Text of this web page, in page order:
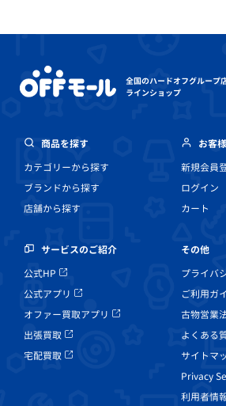
全国のハードオフグループ
ラインショップ
商品を探す
カテゴリーから探す
ブランドから探す
店舗から探す
お客
新規会員
ログイン
カート
サービスのご紹介
公式HP
公式アプリ
オファー買取アプリ
出張買取
宅配買取
その他
プライバ
ご利用ガ
古物営業
よくある
サイトマ
Privacy
利用者情